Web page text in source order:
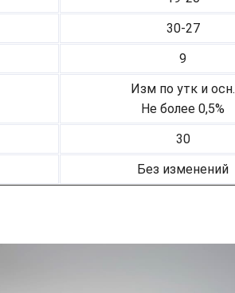
30-27
9
Изм по утк и осн.
Не более 0,5%
30
Без изменений